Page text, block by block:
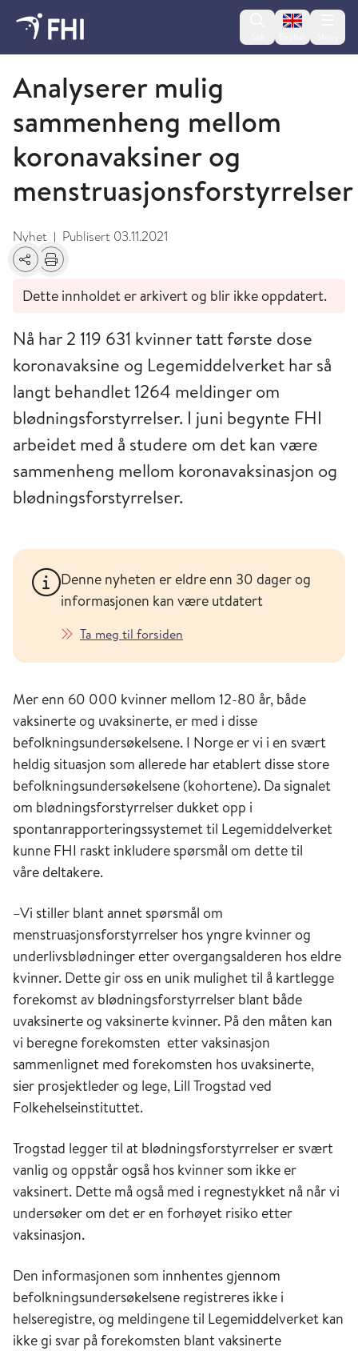
Change
November
Analyserer mulig
sammenheng mellom
koronavaksiner og
menstruasjonsforstyrrelser
Nyhet | Publisert 03.11.2021
Del Skriv ut
Dette innholdet er arkivert og blir ikke oppdatert.
Nå har 2 119 631 kvinner tatt første dose
koronavaksine og Legemiddelverket har så
langt behandlet 1264 meldinger om
blødningsforstyrrelser. I juni begynte FHI
arbeidet med å studere om det kan være
sammenheng mellom koronavaksinasjon og
blødningsforstyrrelser.
Denne nyheten er eldre enn 30 dager og
informasjonen kan være utdatert
Ta meg til forsiden
Mer enn 60 000 kvinner mellom 12-80 år, både
vaksinerte og uvaksinerte, er med i disse
befolkningsundersøkelsene. I Norge er vi i en svært
heldig situasjon som allerede har etablert disse store
befolkningsundersøkelsene (kohortene). Da signalet
om blødningsforstyrrelser dukket opp i
spontanrapporteringssystemet til Legemiddelverket
kunne FHI raskt inkludere spørsmål om dette til
våre deltakere.
–Vi stiller blant annet spørsmål om
menstruasjonsforstyrrelser hos yngre kvinner og
underlivsblødninger etter overgangsalderen hos eldre
kvinner. Dette gir oss en unik mulighet til å kartlegge
forekomst av blødningsforstyrrelser blant både
uvaksinerte og vaksinerte kvinner. På den måten kan
vi beregne forekomsten etter vaksinasjon
sammenlignet med forekomsten hos uvaksinerte,
sier prosjektleder og lege, Lill Trogstad ved
Folkehelseinstituttet.
Trogstad legger til at blødningsforstyrrelser er svært
vanlig og oppstår også hos kvinner som ikke er
vaksinert. Dette må også med i regnestykket nå når vi
undersøker om det er en forhøyet risiko etter
vaksinasjon.
Den informasjonen som innhentes gjennom
befolkningsundersøkelsene registreres ikke i
helseregistre, og meldingene til Legemiddelverket kan
ikke gi svar på forekomsten blant vaksinerte